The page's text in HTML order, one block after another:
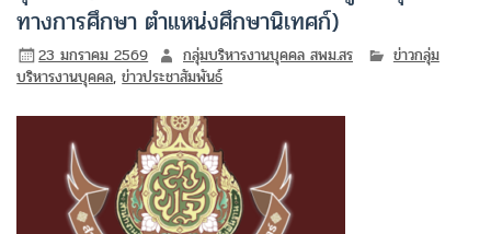
ทางการศึกษา ตำแหน่งศึกษานิเทศก์)
23 มกราคม 2569 กลุ่มบริหารงานบุคคล สพม.สร
ข่าวกลุ่ม
บริหารงานบุคคล,ข่าวประชาสัมพันธ์